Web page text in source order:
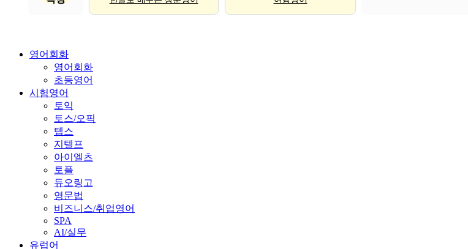
영어회화
영어회화
초등영어
시험영어
토익
토스/오픽
텝스
지텔프
아이엘츠
토플
듀오링고
영문법
비즈니스/취업영어
SPA
AI/실무
유럽어